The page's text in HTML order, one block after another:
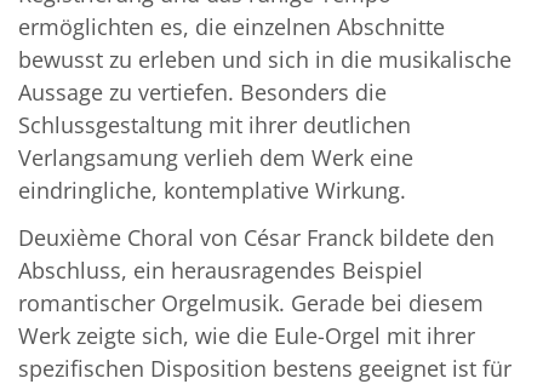
ermöglichten es, die einzelnen Abschnitte
bewusst zu erleben und sich in die musikalische
Aussage zu vertiefen. Besonders die
Schlussgestaltung mit ihrer deutlichen
Verlangsamung verlieh dem Werk eine
eindringliche, kontemplative Wirkung.
Deuxième Choral von César Franck bildete den
Abschluss, ein herausragendes Beispiel
romantischer Orgelmusik. Gerade bei diesem
Werk zeigte sich, wie die Eule-Orgel mit ihrer
spezifischen Disposition bestens geeignet ist für